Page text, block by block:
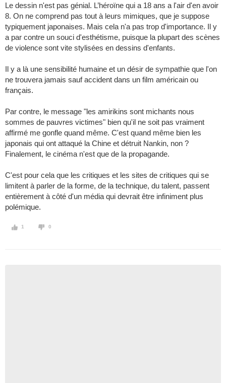
Le dessin n'est pas génial. L’héroïne qui a 18 ans a l'air d'en avoir
8. On ne comprend pas tout à leurs mimiques, que je suppose
typiquement japonaises. Mais cela n'a pas trop d'importance. Il y
a par contre un souci d'esthétisme, puisque la plupart des scènes
de violence sont vite stylisées en dessins d'enfants.
Il y a là une sensibilité humaine et un désir de sympathie que l'on
ne trouvera jamais sauf accident dans un film américain ou
français.
Par contre, le message "les amirikins sont michants nous
sommes de pauvres victimes" bien qu'il ne soit pas vraiment
affirmé me gonfle quand même. C'est quand même bien les
japonais qui ont attaqué la Chine et détruit Nankin, non ?
Finalement, le cinéma n'est que de la propagande.
C'est pour cela que les critiques et les sites de critiques qui se
limitent à parler de la forme, de la technique, du talent, passent
entièrement à côté d'un média qui devrait être infiniment plus
polémique.
1 0